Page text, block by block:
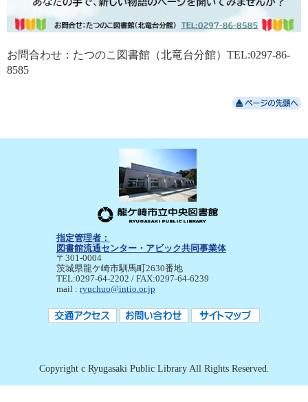
お問合わせ：たつのこ図書館（北竜台分館）TEL:0297-86-
8585
指定管理者：
図書館流通センター・アビック共同事業体
〒301-0004
茨城県龍ケ崎市馴馬町2630番地
TEL:0297-64-2202 / FAX:0297-64-6239
mail : ryuchuo@intio.or.jp
Copyright c Ryugasaki Public Library All Rights Reserved.